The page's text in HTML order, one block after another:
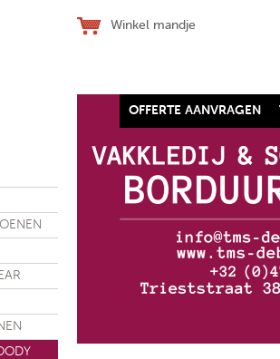
Winkel mandje
OFFERTE AANVRAGEN
Werkhandschoen SJ ALLFLEX